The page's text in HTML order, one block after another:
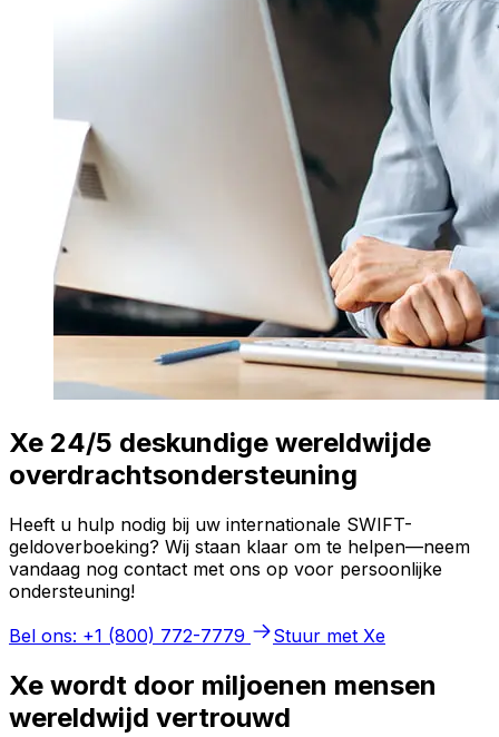
Xe 24/5 deskundige wereldwijde
overdrachtsondersteuning
Heeft u hulp nodig bij uw internationale SWIFT-
geldoverboeking? Wij staan klaar om te helpen—neem
vandaag nog contact met ons op voor persoonlijke
ondersteuning!
Bel ons: +1 (800) 772-7779
Stuur met Xe
Xe wordt door miljoenen mensen
wereldwijd vertrouwd